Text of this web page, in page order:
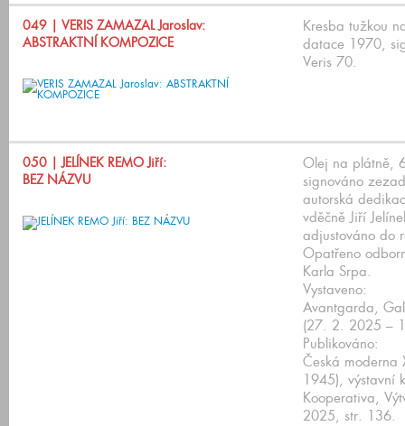
049 | VERIS ZAMAZAL Jaroslav:
ABSTRAKTNÍ KOMPOZICE
Kresba tužkou
datace 1970,
Veris 70.
050 | JELÍNEK REMO Jiří:
BEZ NÁZVU
Olej na plátně,
signováno
autorská
vděčně Jiří
adjustováno do
Opatřeno
Karla Srpa.
Vystaveno:
Avantgarda,
(27. 2. 2025 –
Publikováno:
Česká moderna
1945), výstavní
Kooperativa,
2025, str. 136.